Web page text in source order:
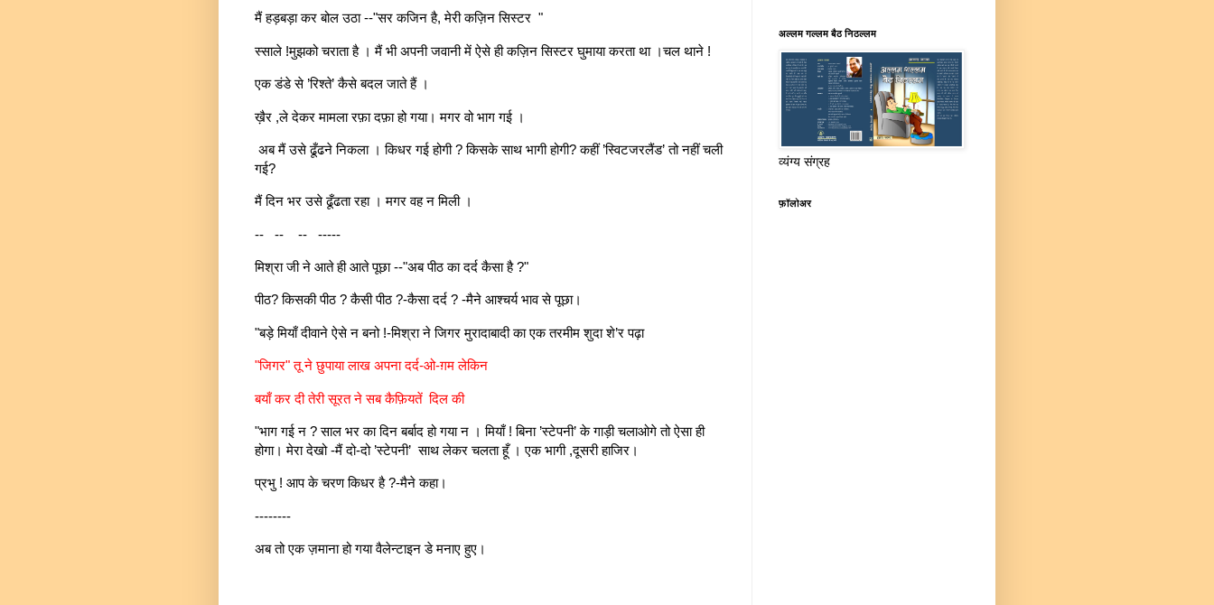
मैं हड़बड़ा कर बोल उठा --"सर कजिन है, मेरी कज़िन सिस्टर "
स्साले !मुझको चराता है । मैं भी अपनी जवानी में ऐसे ही कज़िन सिस्टर घुमाया करता था ।चल थाने !
एक डंडे से ’रिश्ते’ कैसे बदल जाते हैं ।
ख़ैर ,ले देकर मामला रफ़ा दफ़ा हो गया। मगर वो भाग गई ।
अब मैं उसे ढूँढने निकला । किधर गई होगी ? किसके साथ भागी होगी? कहीं ’स्विटजरलैंड’ तो नहीं चली
गई?
मैं दिन भर उसे ढूँढता रहा । मगर वह न मिली ।
-- -- -- -----
मिश्रा जी ने आते ही आते पूछा --"अब पीठ का दर्द कैसा है ?"
पीठ? किसकी पीठ ? कैसी पीठ ?-कैसा दर्द ? -मैने आश्चर्य भाव से पूछा।
"बड़े मियाँ दीवाने ऐसे न बनो !-मिश्रा ने जिगर मुरादाबादी का एक तरमीम शुदा शे’र पढ़ा
"जिगर" तू ने छुपाया लाख अपना दर्द-ओ-ग़म लेकिन
बयाँ कर दी तेरी सूरत ने सब कैफ़ियतें दिल की
"भाग गई न ? साल भर का दिन बर्बाद हो गया न । मियाँ ! बिना ’स्टेपनी’ के गाड़ी चलाओगे तो ऐसा ही
होगा। मेरा देखो -मैं दो-दो ’स्टेपनी’ साथ लेकर चलता हूँ । एक भागी ,दूसरी हाजिर।
प्रभु ! आप के चरण किधर है ?-मैने कहा।
--------
अब तो एक ज़माना हो गया वैलेन्टाइन डे मनाए हुए।
अल्लम गल्लम बैठ निठल्लम
व्यंग्य संग्रह
फ़ॉलोअर